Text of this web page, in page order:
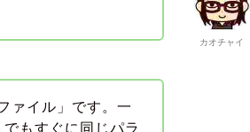
カオチャイ
ァイル」です。一
もすぐに同じパラ